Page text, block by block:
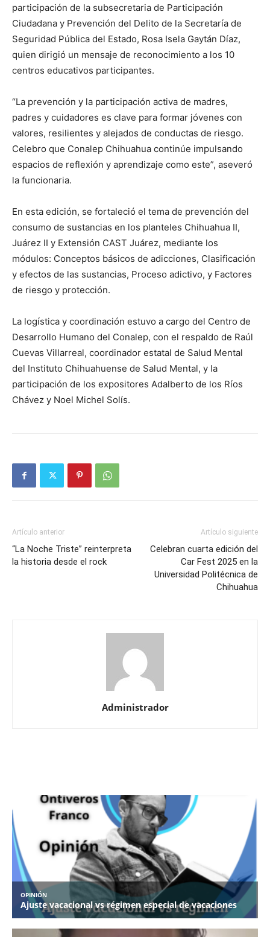
participación de la subsecretaria de Participación
Ciudadana y Prevención del Delito de la Secretaría de
Seguridad Pública del Estado, Rosa Isela Gaytán Díaz,
quien dirigió un mensaje de reconocimiento a los 10
centros educativos participantes.
“La prevención y la participación activa de madres,
padres y cuidadores es clave para formar jóvenes con
valores, resilientes y alejados de conductas de riesgo.
Celebro que Conalep Chihuahua continúe impulsando
espacios de reflexión y aprendizaje como este”, aseveró
la funcionaria.
En esta edición, se fortaleció el tema de prevención del
consumo de sustancias en los planteles Chihuahua II,
Juárez II y Extensión CAST Juárez, mediante los
módulos: Conceptos básicos de adicciones, Clasificación
y efectos de las sustancias, Proceso adictivo, y Factores
de riesgo y protección.
La logística y coordinación estuvo a cargo del Centro de
Desarrollo Humano del Conalep, con el respaldo de Raúl
Cuevas Villarreal, coordinador estatal de Salud Mental
del Instituto Chihuahuense de Salud Mental, y la
participación de los expositores Adalberto de los Ríos
Chávez y Noel Michel Solís.
Artículo anterior
“La Noche Triste” reinterpreta
la historia desde el rock
Artículo siguiente
Celebran cuarta edición del
Car Fest 2025 en la
Universidad Politécnica de
Chihuahua
Administrador